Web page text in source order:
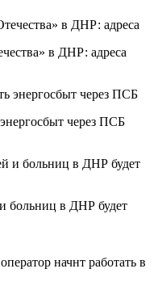
в ДНР: адреса
через ПСБ
больниц в ДНР будет